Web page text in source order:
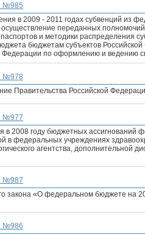
№985
в 2009 - 2011 годах субвенций из
переданных
и методики распределения
бюджетам субъектов
по оформлению и ведению
№978
Правительства Российской
№977
в 2008 году бюджетных ассигнований
в федеральных учреждениях
агентства, дополнительной
№987
закона «О федеральном бюджете на
№986